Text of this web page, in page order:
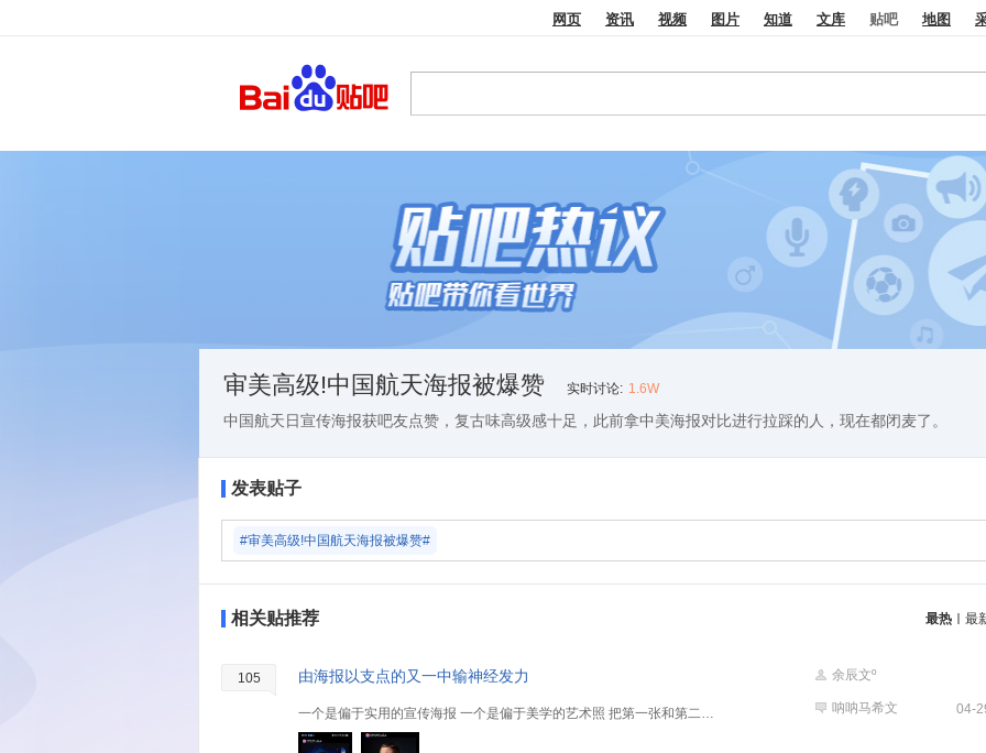
网页 资讯 视频 图片 知道 文库 贴吧 地图
审美高级!中国航天海报被爆赞 实时讨论: 1.6W
中国航天日宣传海报获吧友点赞，复古味高级感十足，此前拿中美海报对比进行拉踩的人，现在都闭麦了。
发表贴子
#审美高级!中国航天海报被爆赞#
相关贴推荐 最热 最
105 由海报以支点的又一中输神经发力
一个是偏于实用的宣传海报 一个是偏于美学的艺术照 把第一张和第二张打印出来给路人看 第一张一眼知道是十七号的航天员 第二张是什么？科幻电影海报还是个人自嗨照？ 但别说 第一张的设计也中看的 星空背景 宣传文字 包括打光突出形象都很到位 可惜是⏰发的 那就是可见“文明”的落后了
余辰文º
呐呐马希文 04-